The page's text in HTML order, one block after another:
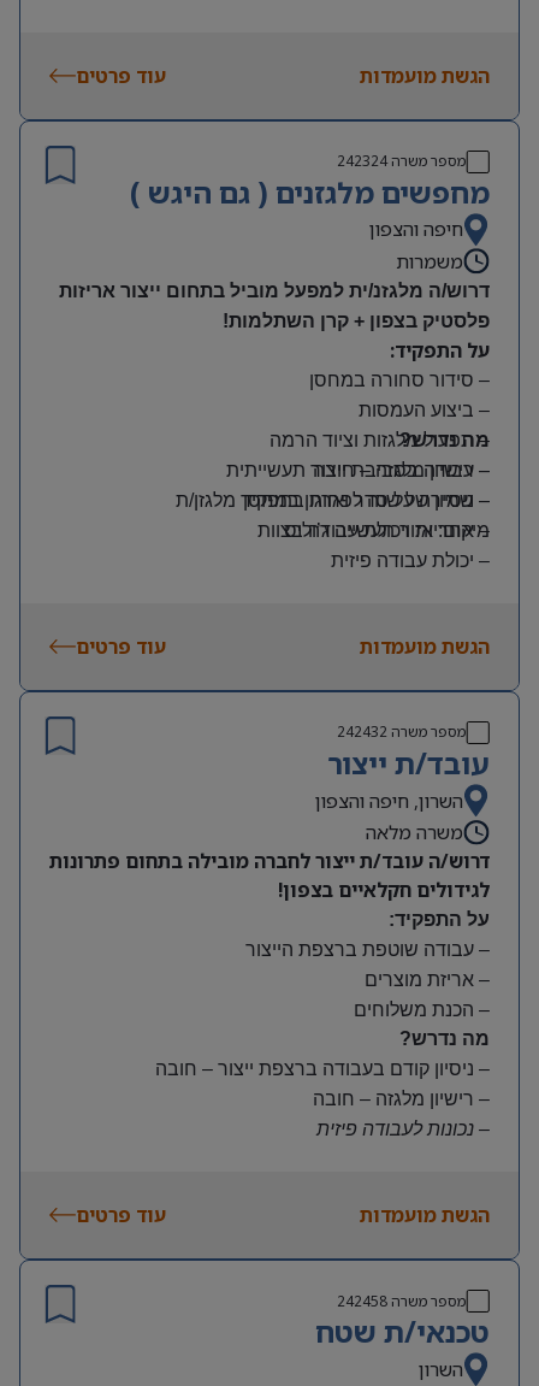
הגשת מועמדות עוד פרטים
מספר משרה242324
מחפשים מלגזנים ( גם היגש )
חיפה והצפון
משמרות
דרוש/ה מלגזנ/ית למפעל מוביל בתחום ייצור אריזות
פלסטיק בצפון + קרן השתלמות!
על התפקיד:
– סידור סחורה במחסן
– ביצוע העמסות
– תפעול מלגזות וציוד הרמה
– עבודה בסביבת ייצור תעשייתית
– שמירה על סדר וארגון במחסן
מה נדרש?
– רישיון מלגזה – חובה
– ניסיון של שנה לפחות בתפקיד מלגזן/ת
– אחריות ויכולת עבודה בצוות
– יכולת עבודה פיזית
משמרות:
שעות נוספות לפי צורך
תנאים:
סיבוס
קרן השתלמות
מיקום: אזור תעשייה ג’וליס
הגשת מועמדות עוד פרטים
מספר משרה 242432
עובד/ת ייצור
השרון, חיפה והצפון
משרה מלאה
דרוש/ה עובד/ת ייצור לחברה מובילה בתחום פתרונות
לגידולים חקלאיים בצפון!
על התפקיד:
– עבודה שוטפת ברצפת הייצור
– אריזת מוצרים
– הכנת משלוחים
מה נדרש?
– ניסיון קודם בעבודה ברצפת ייצור – חובה
– רישיון מלגזה – חובה
– נכונות לעבודה פיזית
משרה מלאה | ימים א-ה | 6:30-15:30
קרן השתלמות ובונוסים
עובד חברה מהיום הראשון
מיקום: חדרה
הגשת מועמדות עוד פרטים
מספר משרה242458
טכנאי/ת שטח
השרון